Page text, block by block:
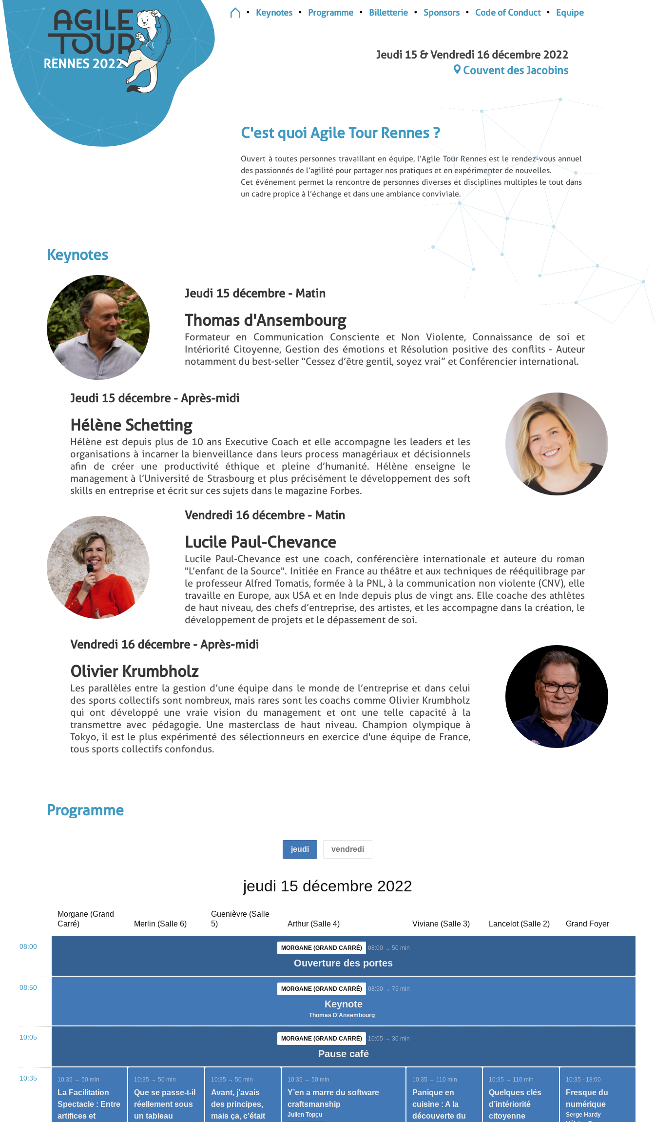
RENNES 2022
• Keynotes • Programme • Billetterie • Sponsors • Code of Conduct • Equipe
Jeudi 15 & Vendredi 16 décembre 2022
Couvent des Jacobins
C'est quoi Agile Tour Rennes ?
Ouvert à toutes personnes travaillant en équipe, l’Agile Tour Rennes est le rendez-vous annuel
des passionnés de l’agilité pour partager nos pratiques et en expérimenter de nouvelles.
Cet événement permet la rencontre de personnes diverses et disciplines multiples le tout dans
un cadre propice à l’échange et dans une ambiance conviviale.
Keynotes
Jeudi 15 décembre - Matin
Thomas d'Ansembourg
Formateur en Communication Consciente et Non Violente, Connaissance de soi et
Intériorité Citoyenne, Gestion des émotions et Résolution positive des conflits - Auteur
notamment du best-seller “Cessez d’être gentil, soyez vrai” et Conférencier international.
Jeudi 15 décembre - Après-midi
Hélène Schetting
Hélène est depuis plus de 10 ans Executive Coach et elle accompagne les leaders et les
organisations à incarner la bienveillance dans leurs process managériaux et décisionnels
afin de créer une productivité éthique et pleine d’humanité. Hélène enseigne le
management à l’Université de Strasbourg et plus précisément le développement des soft
skills en entreprise et écrit sur ces sujets dans le magazine Forbes.
Vendredi 16 décembre - Matin
Lucile Paul-Chevance
Lucile Paul-Chevance est une coach, conférencière internationale et auteure du roman
"L’enfant de la Source". Initiée en France au théâtre et aux techniques de rééquilibrage par
le professeur Alfred Tomatis, formée à la PNL, à la communication non violente (CNV), elle
travaille en Europe, aux USA et en Inde depuis plus de vingt ans. Elle coache des athlètes
de haut niveau, des chefs d’entreprise, des artistes, et les accompagne dans la création, le
développement de projets et le dépassement de soi.
Vendredi 16 décembre - Après-midi
Olivier Krumbholz
Les parallèles entre la gestion d’une équipe dans le monde de l’entreprise et dans celui
des sports collectifs sont nombreux, mais rares sont les coachs comme Olivier Krumbholz
qui ont développé une vraie vision du management et ont une telle capacité à la
transmettre avec pédagogie. Une masterclass de haut niveau. Champion olympique à
Tokyo, il est le plus expérimenté des sélectionneurs en exercice d'une équipe de France,
tous sports collectifs confondus.
Programme
jeudi vendredi
jeudi 15 décembre 2022
Morgane (Grand
Carré)
Merlin (Salle 6)
Guenièvre (Salle
5)
Arthur (Salle 4) Viviane (Salle 3) Lancelot (Salle 2) Grand Foyer
08:00 MORGANE (GRAND CARRÉ) 08:00 → 50 min
Ouverture des portes
08:50 MORGANE (GRAND CARRÉ) 08:50 → 75 min
Keynote
Thomas D'Ansembourg
10:05 MORGANE (GRAND CARRÉ) 10:05 → 30 min
Pause café
10:35 10:35 → 50 min
La Facilitation
Spectacle : Entre
artifices et
10:35 → 50 min
Que se passe-t-il
réellement sous
un tableau
10:35 → 50 min
Avant, j’avais
des principes,
mais ça, c’était
10:35 → 50 min
Y’en a marre du software
craftsmanship
Julien Topçu
10:35 → 110 min
Panique en
cuisine : A la
découverte du
10:35 → 110 min
Quelques clés
d’intériorité
citoyenne
10:35 - 18:00
Fresque du
numérique
Serge Hardy